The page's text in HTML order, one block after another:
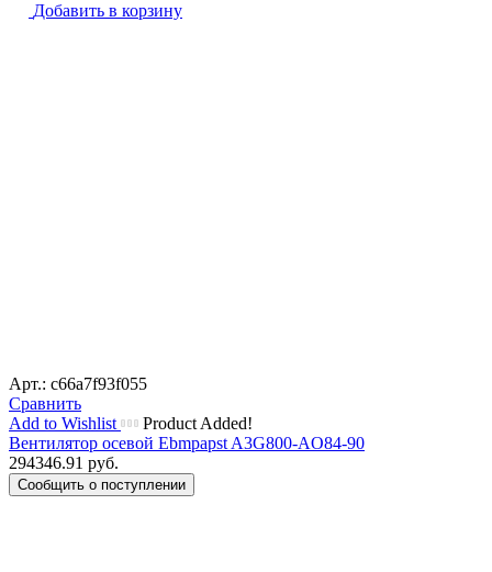
Добавить в корзину
Арт.: c66a7f93f055
Сравнить
Add to Wishlist
Product Added!
Вентилятор осевой Ebmpapst A3G800-AO84-90
294346.91 руб.
Сообщить о поступлении